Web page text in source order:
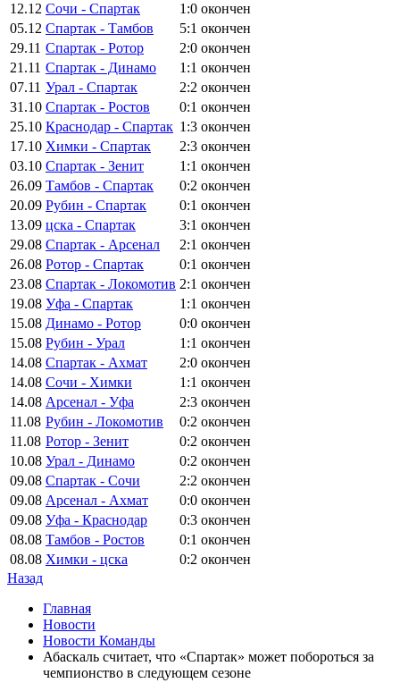
12.12 Сочи - Спартак 1:0 окончен
05.12 Спартак - Тамбов 5:1 окончен
29.11 Спартак - Ротор 2:0 окончен
21.11 Спартак - Динамо 1:1 окончен
07.11 Урал - Спартак 2:2 окончен
31.10 Спартак - Ростов 0:1 окончен
25.10 Краснодар - Спартак 1:3 окончен
17.10 Химки - Спартак 2:3 окончен
03.10 Спартак - Зенит 1:1 окончен
26.09 Тамбов - Спартак 0:2 окончен
20.09 Рубин - Спартак 0:1 окончен
13.09 цска - Спартак 3:1 окончен
29.08 Спартак - Арсенал 2:1 окончен
26.08 Ротор - Спартак 0:1 окончен
23.08 Спартак - Локомотив 2:1 окончен
19.08 Уфа - Спартак 1:1 окончен
15.08 Динамо - Ротор 0:0 окончен
15.08 Рубин - Урал 1:1 окончен
14.08 Спартак - Ахмат 2:0 окончен
14.08 Сочи - Химки 1:1 окончен
14.08 Арсенал - Уфа 2:3 окончен
11.08 Рубин - Локомотив 0:2 окончен
11.08 Ротор - Зенит 0:2 окончен
10.08 Урал - Динамо 0:2 окончен
09.08 Спартак - Сочи 2:2 окончен
09.08 Арсенал - Ахмат 0:0 окончен
09.08 Уфа - Краснодар 0:3 окончен
08.08 Тамбов - Ростов 0:1 окончен
08.08 Химки - цска 0:2 окончен
Назад
Главная
Новости
Новости Команды
Абаскаль считает, что «Спартак» может побороться за
чемпионство в следующем сезоне